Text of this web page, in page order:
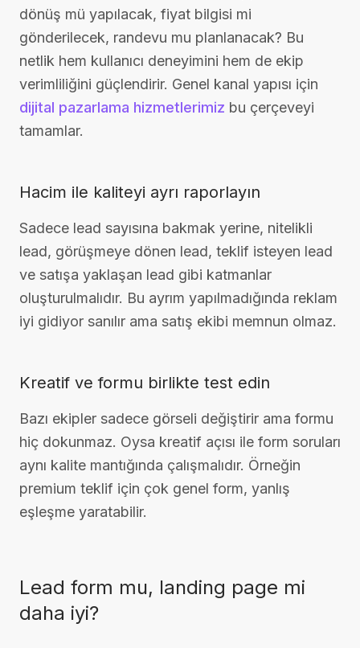
dönüş mü yapılacak, fiyat bilgisi mi
gönderilecek, randevu mu planlanacak? Bu
netlik hem kullanıcı deneyimini hem de ekip
verimliliğini güçlendirir. Genel kanal yapısı için
dijital pazarlama hizmetlerimiz bu çerçeveyi
tamamlar.
Hacim ile kaliteyi ayrı raporlayın
Sadece lead sayısına bakmak yerine, nitelikli
lead, görüşmeye dönen lead, teklif isteyen lead
ve satışa yaklaşan lead gibi katmanlar
oluşturulmalıdır. Bu ayrım yapılmadığında reklam
iyi gidiyor sanılır ama satış ekibi memnun olmaz.
Kreatif ve formu birlikte test edin
Bazı ekipler sadece görseli değiştirir ama formu
hiç dokunmaz. Oysa kreatif açısı ile form soruları
aynı kalite mantığında çalışmalıdır. Örneğin
premium teklif için çok genel form, yanlış
eşleşme yaratabilir.
Lead form mu, landing page mi
daha iyi?